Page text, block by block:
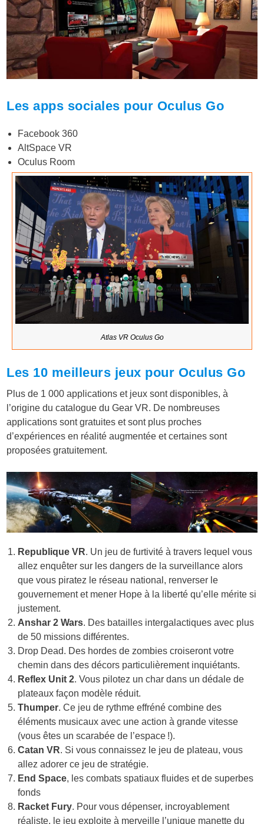
Les apps sociales pour Oculus Go
Facebook 360
AltSpace VR
Oculus Room
Atlas VR Oculus Go
Les 10 meilleurs jeux pour Oculus Go
Plus de 1 000 applications et jeux sont disponibles, à
l’origine du catalogue du Gear VR. De nombreuses
applications sont gratuites et sont plus proches
d’expériences en réalité augmentée et certaines sont
proposées gratuitement.
Republique VR. Un jeu de furtivité à travers lequel vous
allez enquêter sur les dangers de la surveillance alors
que vous piratez le réseau national, renverser le
gouvernement et mener Hope à la liberté qu’elle mérite si
justement.
Anshar 2 Wars. Des batailles intergalactiques avec plus
de 50 missions différentes.
Drop Dead. Des hordes de zombies croiseront votre
chemin dans des décors particulièrement inquiétants.
Reflex Unit 2. Vous pilotez un char dans un dédale de
plateaux façon modèle réduit.
Thumper. Ce jeu de rythme effréné combine des
éléments musicaux avec une action à grande vitesse
(vous êtes un scarabée de l’espace !).
Catan VR. Si vous connaissez le jeu de plateau, vous
allez adorer ce jeu de stratégie.
End Space, les combats spatiaux fluides et de superbes
fonds
Racket Fury. Pour vous dépenser, incroyablement
réaliste, le jeu exploite à merveille l’unique manette du